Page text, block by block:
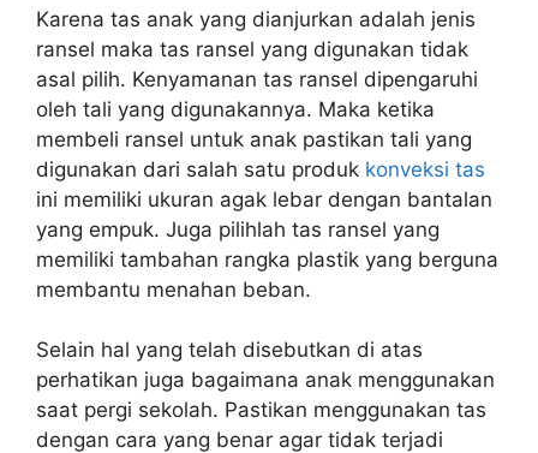
Karena tas anak yang dianjurkan adalah jenis
ransel maka tas ransel yang digunakan tidak
asal pilih. Kenyamanan tas ransel dipengaruhi
oleh tali yang digunakannya. Maka ketika
membeli ransel untuk anak pastikan tali yang
digunakan dari salah satu produk konveksi tas
ini memiliki ukuran agak lebar dengan bantalan
yang empuk. Juga pilihlah tas ransel yang
memiliki tambahan rangka plastik yang berguna
membantu menahan beban.
Selain hal yang telah disebutkan di atas
perhatikan juga bagaimana anak menggunakan
saat pergi sekolah. Pastikan menggunakan tas
dengan cara yang benar agar tidak terjadi